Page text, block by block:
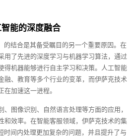
能的深度融合
的结合是其备受瞩目的另一个重要原因。在
用了先进的深度学习与机器学习算法，通过
得机器能够进行自主学习和决策。人工智能
融、教育等多个行业的变革，而伊萨克技术
加速这一进程。
图像识别、自然语言处理等方面的应用，
和效率。在智能客服领域，伊萨克技术的集
时间内处理更加复杂的问题，并且提升了与